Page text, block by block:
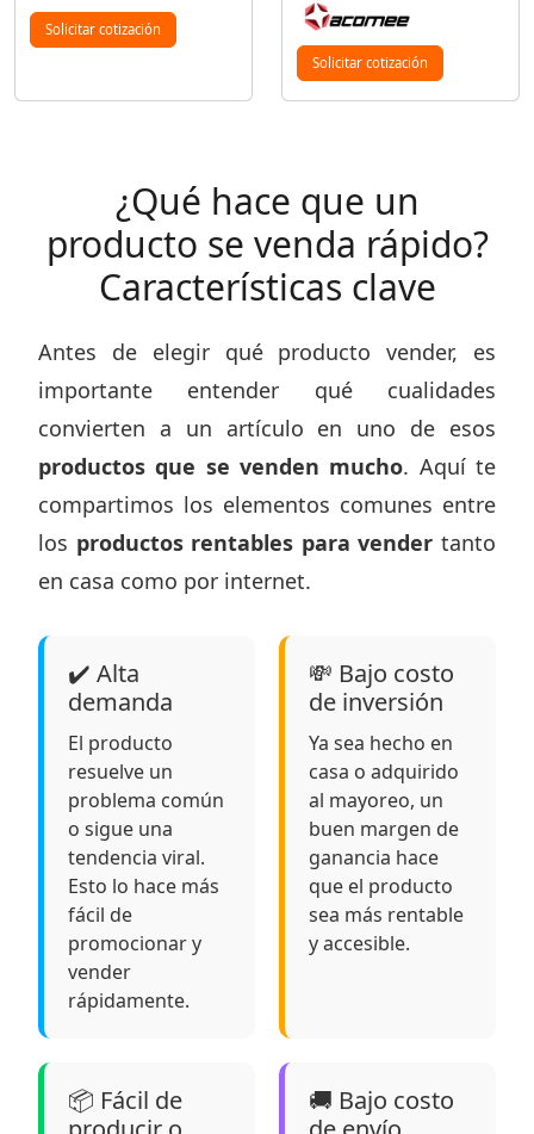
Solicitar cotización
Solicitar cotización
¿Qué hace que un
producto se venda rápido?
Características clave
Antes de elegir qué producto vender, es
importante entender qué cualidades
convierten a un artículo en uno de esos
productos que se venden mucho. Aquí te
compartimos los elementos comunes entre
los productos rentables para vender tanto
en casa como por internet.
✔️ Alta
demanda
El producto
resuelve un
problema común
o sigue una
tendencia viral.
Esto lo hace más
fácil de
promocionar y
vender
rápidamente.
💸 Bajo costo
de inversión
Ya sea hecho en
casa o adquirido
al mayoreo, un
buen margen de
ganancia hace
que el producto
sea más rentable
y accesible.
📦 Fácil de
🚚 Bajo costo